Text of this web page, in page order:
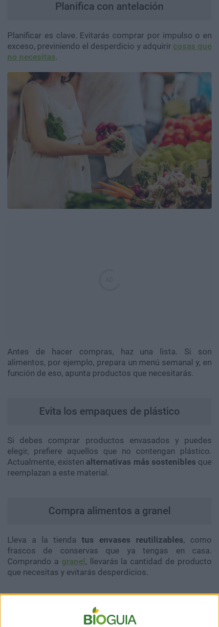
Planifica con antelación
Planificar es clave. Evitarás comprar por impulso o en
exceso, previniendo el desperdicio y adquirir cosas que
no necesitas.
Antes de hacer compras, haz una lista. Si son
alimentos, por ejemplo, prepara un menú semanal y, en
función de eso, apunta productos que necesitarás.
Evita los empaques de plástico
Si debes comprar productos envasados y puedes
elegir, prefiere aquellos que no contengan plástico.
Actualmente, existen alternativas más sostenibles que
reemplazan a este material.
Compra alimentos a granel
Lleva a la tienda tus envases reutilizables, como
frascos de conservas que ya tengas en casa.
Comprando a granel , llevarás la cantidad de producto
que necesitas y evitarás desperdicios.
Utiliza recipientes y bolsas reutilizables
para las compras